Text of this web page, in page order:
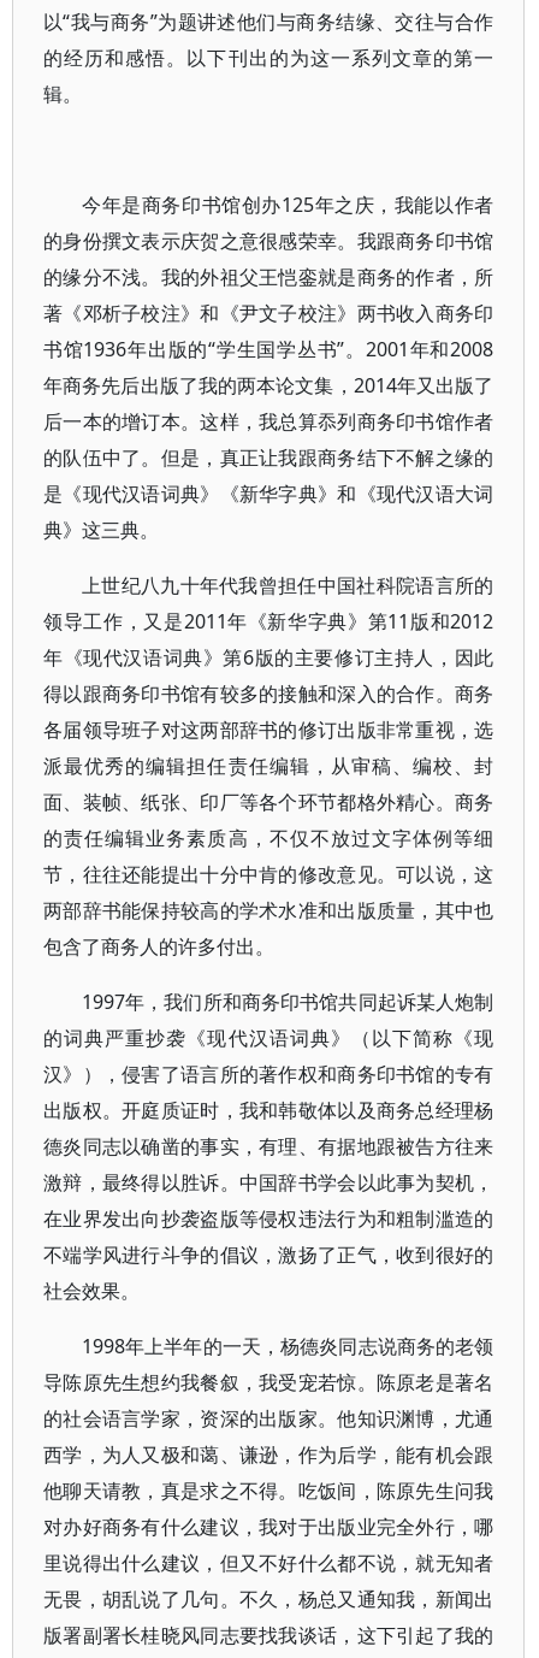
以“我与商务”为题讲述他们与商务结缘、交往与合作
的经历和感悟。以下刊出的为这一系列文章的第一
辑。
今年是商务印书馆创办125年之庆，我能以作者
的身份撰文表示庆贺之意很感荣幸。我跟商务印书馆
的缘分不浅。我的外祖父王恺銮就是商务的作者，所
著《邓析子校注》和《尹文子校注》两书收入商务印
书馆1936年出版的“学生国学丛书”。2001年和2008
年商务先后出版了我的两本论文集，2014年又出版了
后一本的增订本。这样，我总算忝列商务印书馆作者
的队伍中了。但是，真正让我跟商务结下不解之缘的
是《现代汉语词典》《新华字典》和《现代汉语大词
典》这三典。
上世纪八九十年代我曾担任中国社科院语言所的
领导工作，又是2011年《新华字典》第11版和2012
年《现代汉语词典》第6版的主要修订主持人，因此
得以跟商务印书馆有较多的接触和深入的合作。商务
各届领导班子对这两部辞书的修订出版非常重视，选
派最优秀的编辑担任责任编辑，从审稿、编校、封
面、装帧、纸张、印厂等各个环节都格外精心。商务
的责任编辑业务素质高，不仅不放过文字体例等细
节，往往还能提出十分中肯的修改意见。可以说，这
两部辞书能保持较高的学术水准和出版质量，其中也
包含了商务人的许多付出。
1997年，我们所和商务印书馆共同起诉某人炮制
的词典严重抄袭《现代汉语词典》（以下简称《现
汉》），侵害了语言所的著作权和商务印书馆的专有
出版权。开庭质证时，我和韩敬体以及商务总经理杨
德炎同志以确凿的事实，有理、有据地跟被告方往来
激辩，最终得以胜诉。中国辞书学会以此事为契机，
在业界发出向抄袭盗版等侵权违法行为和粗制滥造的
不端学风进行斗争的倡议，激扬了正气，收到很好的
社会效果。
1998年上半年的一天，杨德炎同志说商务的老领
导陈原先生想约我餐叙，我受宠若惊。陈原老是著名
的社会语言学家，资深的出版家。他知识渊博，尤通
西学，为人又极和蔼、谦逊，作为后学，能有机会跟
他聊天请教，真是求之不得。吃饭间，陈原先生问我
对办好商务有什么建议，我对于出版业完全外行，哪
里说得出什么建议，但又不好什么都不说，就无知者
无畏，胡乱说了几句。不久，杨总又通知我，新闻出
版署副署长桂晓风同志要找我谈话，这下引起了我的